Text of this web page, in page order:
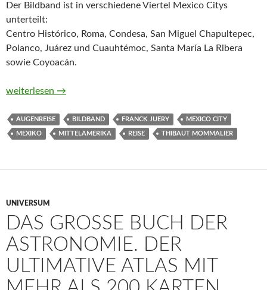
Der Bildband ist in verschiedene Viertel Mexico Citys
unterteilt:
Centro Histórico, Roma, Condesa, San Miguel Chapultepec,
Polanco, Juárez und Cuauhtémoc, Santa María La Ribera
sowie Coyoacán.
Mexico City. Eine Augenreise von Thibaut Mommalier und
weiterlesen →
AUGENREISE BILDBAND FRANCK JUERY MEXICO CITY
MEXIKO MITTELAMERIKA REISE THIBAUT MOMMALIER
UNIVERSUM
DAS GROSSE BUCH DER A
STRONOMIE. DER U
LTIMATIVE ATLAS MIT M